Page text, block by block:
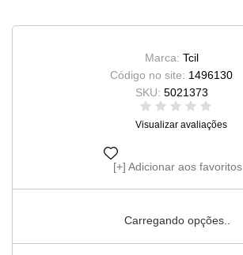
Marca: Tcil
Código no site: 1496130
SKU: 5021373
Visualizar avaliações
Adicionar aos favoritos
Carregando opções..